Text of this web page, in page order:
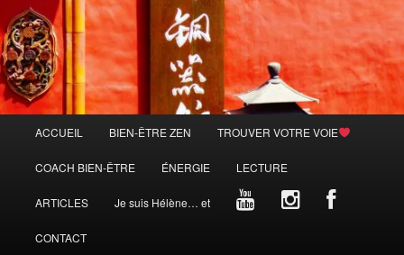
principal
ACCUEIL BIEN-ÊTRE ZEN TROUVER VOTRE VOIE
COACH BIEN-ÊTRE ÉNERGIE LECTURE
ARTICLES Je suis Hélène… et
CONTACT